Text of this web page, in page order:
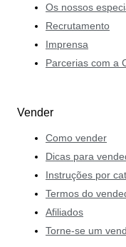
Os nossos
Recrutamento
Imprensa
Parcerias com a
Vender
Como vender
Dicas para
Instruções por
Termos do
Afiliados
Torne-se um